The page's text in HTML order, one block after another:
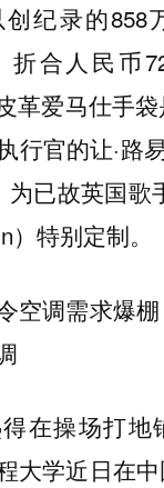
纪录的858
折合人民币
革爱马仕手
行官的让·路
为已故英国歌
）特别定制。
空调需求爆
在操场打地
大学近日在